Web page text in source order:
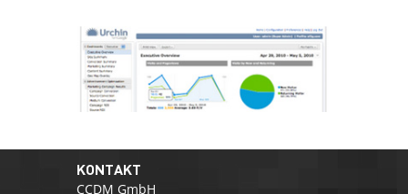
KONTAKT
CCDM GmbH